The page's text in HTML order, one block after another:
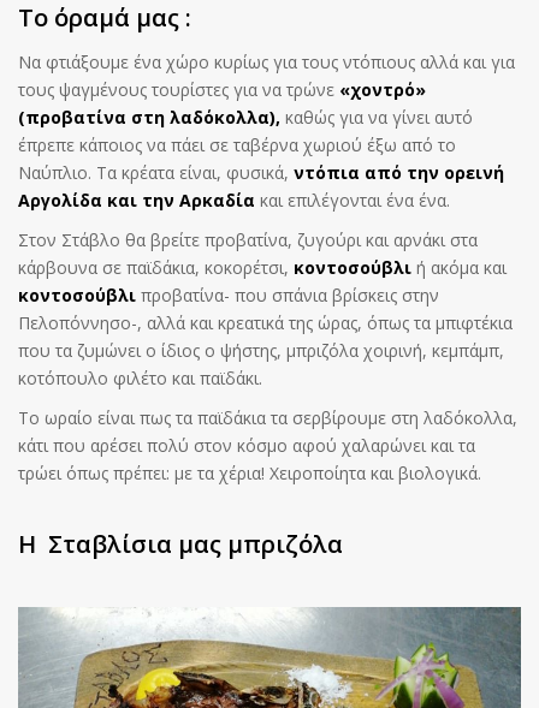
Το όραμά μας :
Να φτιάξουμε ένα χώρο κυρίως για τους ντόπιους αλλά και για
τους ψαγμένους τουρίστες για να τρώνε «χοντρό»
(προβατίνα στη λαδόκολλα), καθώς για να γίνει αυτό
έπρεπε κάποιος να πάει σε ταβέρνα χωριού έξω από το
Ναύπλιο. Τα κρέατα είναι, φυσικά, ντόπια από την ορεινή
Αργολίδα και την Αρκαδία και επιλέγονται ένα ένα.
Στον Στάβλο θα βρείτε προβατίνα, ζυγούρι και αρνάκι στα
κάρβουνα σε παϊδάκια, κοκορέτσι, κοντοσούβλι ή ακόμα και
κοντοσούβλι προβατίνα- που σπάνια βρίσκεις στην
Πελοπόννησο-, αλλά και κρεατικά της ώρας, όπως τα μπιφτέκια
που τα ζυμώνει ο ίδιος ο ψήστης, μπριζόλα χοιρινή, κεμπάμπ,
κοτόπουλο φιλέτο και παϊδάκι.
Το ωραίο είναι πως τα παϊδάκια τα σερβίρουμε στη λαδόκολλα,
κάτι που αρέσει πολύ στον κόσμο αφού χαλαρώνει και τα
τρώει όπως πρέπει: με τα χέρια! Χειροποίητα και βιολογικά.
Η Σταβλίσια μας μπριζόλα